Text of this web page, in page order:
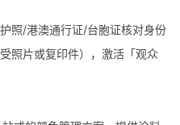
照/港澳通行证/台胞证核对身份
照片或复印件），激活「观众